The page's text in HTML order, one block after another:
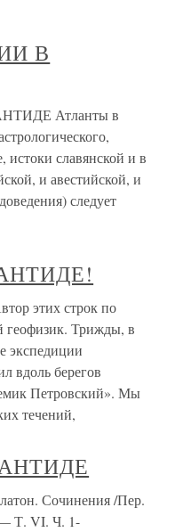
В
Атланты в
истоки славянской и в
и авестийской, и
следует
этих строк по
геофизик. Трижды, в
экспедиции
вдоль берегов
Петровский». Мы
течений,
Сочинения /Пер.
Т. VI. Ч. 1-